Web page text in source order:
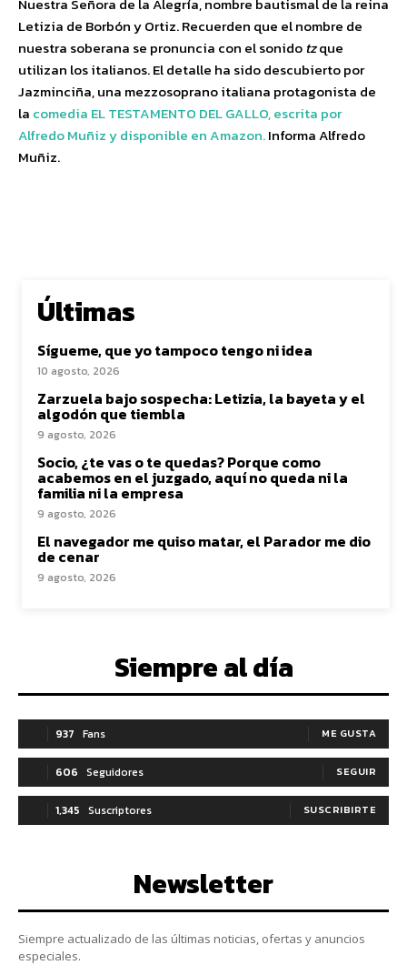
Letizia de Borbón y Ortiz. Recuerden que el nombre de
nuestra soberana se pronuncia con el sonidotzque
utilizan los italianos. El detalle ha sido descubierto por
Jazminciña, una mezzosoprano italiana protagonista de
la comedia EL TESTAMENTO DEL GALLO, escrita por
Alfredo Muñiz y disponible en Amazon.Informa Alfredo
Muñiz.
Últimas
Sígueme, que yo tampoco tengo ni idea
10 agosto, 2026
Zarzuela bajo sospecha: Letizia, la bayeta y el
algodón que tiembla
9 agosto, 2026
Socio, ¿te vas o te quedas? Porque como
acabemos en el juzgado, aquí no queda ni la
familia ni la empresa
9 agosto, 2026
El navegador me quiso matar, el Parador me dio
de cenar
9 agosto, 2026
Siempre al día
937 Fans ME GUSTA
606 Seguidores SEGUIR
1,345 Suscriptores SUSCRIBIRTE
Newsletter
Siempre actualizado de las últimas noticias, ofertas y anuncios
especiales.